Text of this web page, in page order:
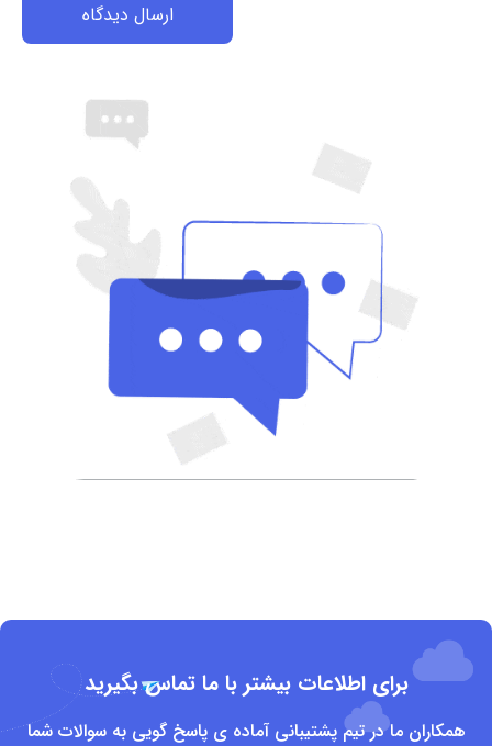
ارسال دیدگاه
برای اطلاعات بیشتر با ما تماس بگیرید
همکاران ما در تیم پشتیبانی آماده ی پاسخ گویی به سوالات شما